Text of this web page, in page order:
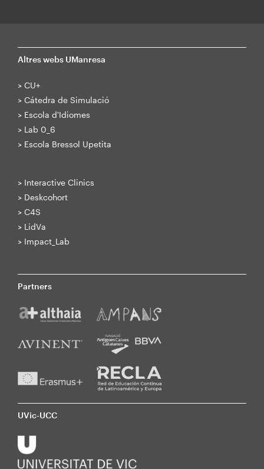
Altres webs UManresa
> CU+
> Cátedra de Simulació
> Escola d'Idiomes
> Lab 0_6
> Escola Bressol Upetita
> Interactive Clinics
> Deskcohort
> C4S
> LidVa
> Impact_Lab
Partners
UVic-UCC